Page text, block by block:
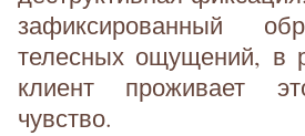
зафиксированный
телесных ощущений, в
клиент проживает
чувство.